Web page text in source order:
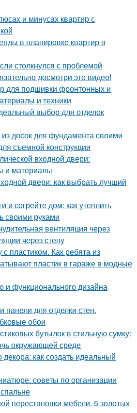
и минусах квартир с
в планировке квартир в
столкнулся с проблемой
досмотри это видео!
для подшивки фронтонных и
и техники
выбор для отделок
досок для фундамента своими
съемной конструкции
входной двери:
и материалы
двери: как выбрать лучший
и согрейте дом: как утеплить
своими руками
вентиляция через
через стену
с пластиком. Как ребята из
пластик в гараже в модные
и функционального дизайна
для отделки стен.
обои
бутылок в стильную сумку:
окружающей среде
как создать идеальный
советы по организации
перестановки мебели. 5 золотых